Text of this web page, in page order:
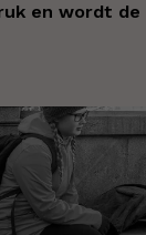
en wordt de